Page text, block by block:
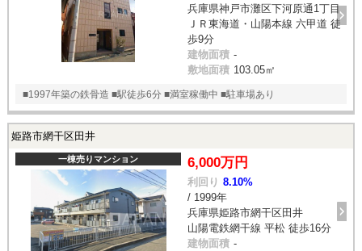
兵庫県神戸市灘区下河原通1丁目
ＪＲ東海道・山陽本線 六甲道 徒
歩9分
建物面積 -
敷地面積 103.05㎡
■1997年築の鉄骨造 ■駅徒歩6分 ■満室稼働中 ■駐車場あり
姫路市網干区田井
一棟売りマンション 6,000万円
利回り 8.10%
/ 1999年
兵庫県姫路市網干区田井
山陽電鉄網干線 平松 徒歩16分
建物面積 -